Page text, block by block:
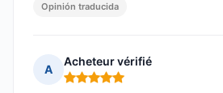
Opinión traducida
A
Acheteur vérifié
Nota: 5 de 5